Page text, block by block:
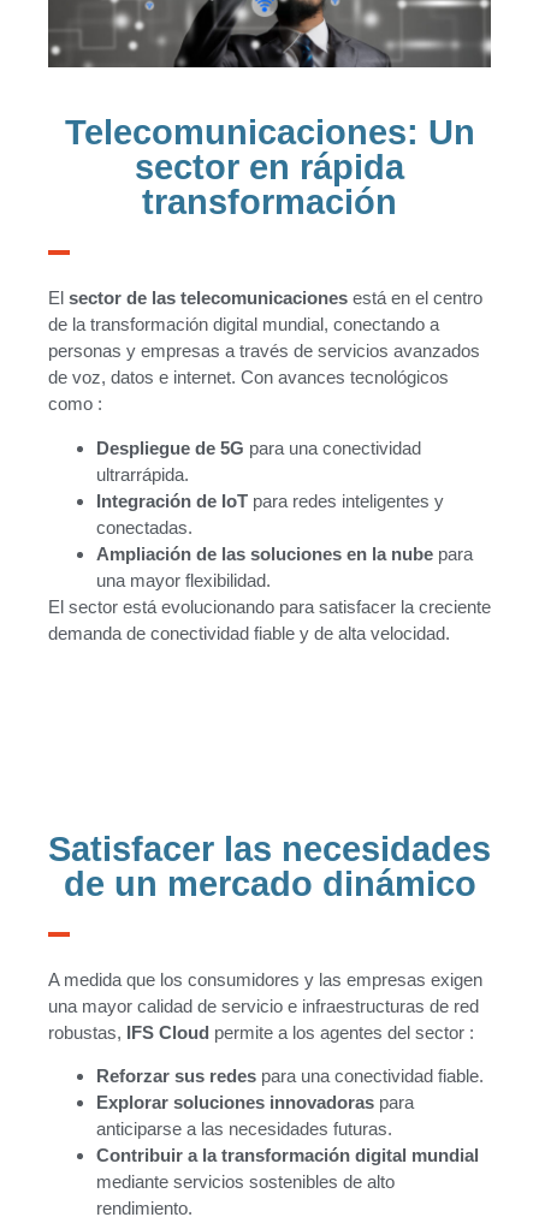
Telecomunicaciones: Un
sector en rápida
transformación
El sector de las telecomunicaciones está en el centro
de la transformación digital mundial, conectando a
personas y empresas a través de servicios avanzados
de voz, datos e internet. Con avances tecnológicos
como :
Despliegue de 5G para una conectividad
ultrarrápida.
Integración de IoT para redes inteligentes y
conectadas.
Ampliación de las soluciones en la nube para
una mayor flexibilidad.
El sector está evolucionando para satisfacer la creciente
demanda de conectividad fiable y de alta velocidad.
Satisfacer las necesidades
de un mercado dinámico
A medida que los consumidores y las empresas exigen
una mayor calidad de servicio e infraestructuras de red
robustas, IFS Cloud permite a los agentes del sector :
Reforzar sus redes para una conectividad fiable.
Explorar soluciones innovadoras para
anticiparse a las necesidades futuras.
Contribuir a la transformación digital mundial
mediante servicios sostenibles de alto
rendimiento.